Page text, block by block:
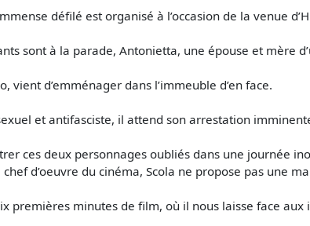
défilé est organisé à l’occasion de la venue
sont à la parade, Antonietta, une épouse et mère
vient d’emménager dans l’immeuble d’en face.
et antifasciste, il attend son arrestation
ces deux personnages oubliés dans une journée
d’oeuvre du cinéma, Scola ne propose pas une
premières minutes de film, où il nous laisse face